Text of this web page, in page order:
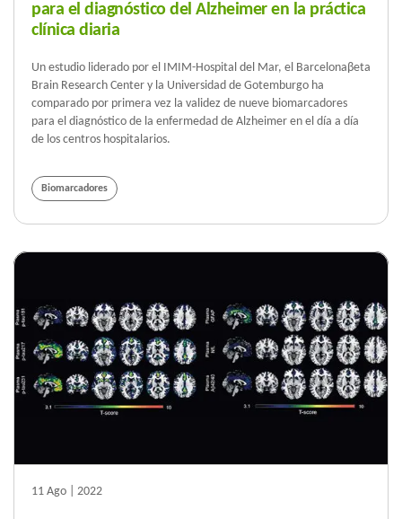
para el diagnóstico del Alzheimer en la práctica
clínica diaria
Un estudio liderado por el IMIM-Hospital del Mar, el Barcelonaβeta
Brain Research Center y la Universidad de Gotemburgo ha
comparado por primera vez la validez de nueve biomarcadores
para el diagnóstico de la enfermedad de Alzheimer en el día a día
de los centros hospitalarios.
Biomarcadores
11 Ago | 2022